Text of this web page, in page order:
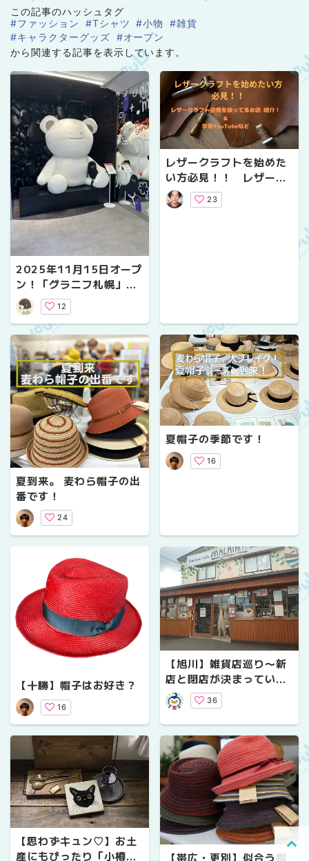
この記事のハッシュタグ
#ファッション
#Tシャツ #小物
#雑貨
#キャラクターグッズ #オープン
から関連する記事を表示しています。
2025年11月15日オープ
ン！「グラニフ札幌」に
行ってきました！
12
レザークラフトを始めた
い方必見！！ レザーク
ラフト道具を扱ってるお
店＆おすすめ学習YouTu
23
夏到来。 麦わら帽子の出
番です！
24
夏帽子の季節です！
16
【十勝】帽子はお好き？
16
【旭川】雑貨店巡り〜新
店と閉店が決まっている
お店にも行ってみまし
た〜
36
【思わずキュン♡】お土
産にもぴったり「小樽雑
【帯広・更別】似合う帽